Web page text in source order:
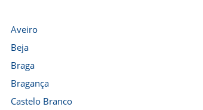
Aveiro
Beja
Braga
Bragança
Castelo Branco